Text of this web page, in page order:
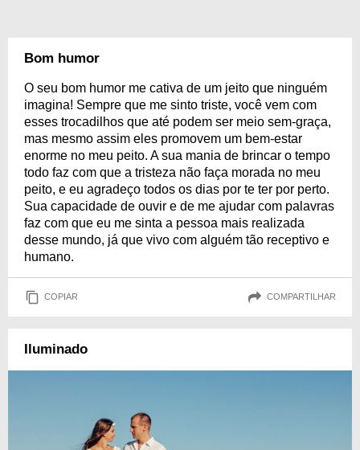
Bom humor
O seu bom humor me cativa de um jeito que ninguém
imagina! Sempre que me sinto triste, você vem com
esses trocadilhos que até podem ser meio sem-graça,
mas mesmo assim eles promovem um bem-estar
enorme no meu peito. A sua mania de brincar o tempo
todo faz com que a tristeza não faça morada no meu
peito, e eu agradeço todos os dias por te ter por perto.
Sua capacidade de ouvir e de me ajudar com palavras
faz com que eu me sinta a pessoa mais realizada
desse mundo, já que vivo com alguém tão receptivo e
humano.
COPIAR COMPARTILHAR
Iluminado